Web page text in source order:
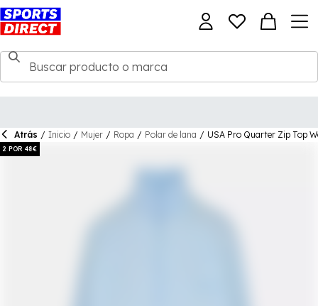
Atrás / Inicio / Mujer / Ropa / Polar de lana / USA Pro Quarter Zip Top
2 POR 48€